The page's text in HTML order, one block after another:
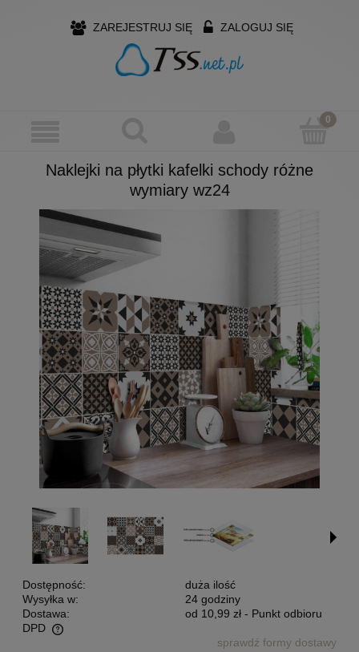
ZAREJESTRUJ SIĘ ZALOGUJ SIĘ
Naklejki na płytki kafelki schody różne
wymiary wz24
Dostępność:
duża ilość
Wysyłka w:
24 godziny
Dostawa:
od 10,99 zł - Punkt odbioru
DPD
Cena nie zawiera ewentualnych kosztów płatnościsprawdź formy dostawy